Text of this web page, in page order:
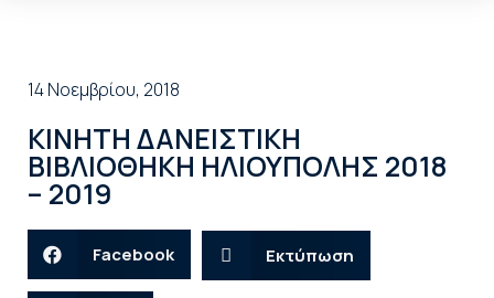
14 Νοεμβρίου, 2018
ΚΙΝΗΤΗ ΔΑΝΕΙΣΤΙΚΗ
ΒΙΒΛΙΟΘΗΚΗ ΗΛΙΟΥΠΟΛΗΣ 2018
– 2019
Facebook Εκτύπωση